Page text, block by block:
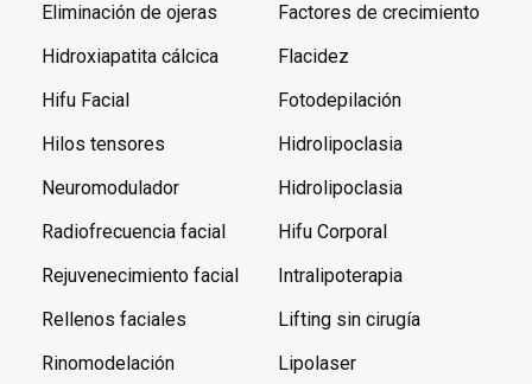
Eliminación de ojeras
Hidroxiapatita cálcica
Hifu Facial
Hilos tensores
Neuromodulador
Radiofrecuencia facial
Rejuvenecimiento facial
Rellenos faciales
Rinomodelación
Factores de crecimiento
Flacidez
Fotodepilación
Hidrolipoclasia
Hidrolipoclasia
Hifu Corporal
Intralipoterapia
Lifting sin cirugía
Lipolaser